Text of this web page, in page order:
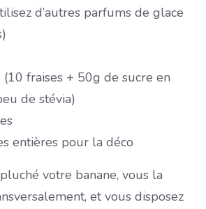
d’autres parfums de glace
fraises + 50g de sucre en
de stévia)
entières pour la déco
votre banane, vous la
et vous disposez